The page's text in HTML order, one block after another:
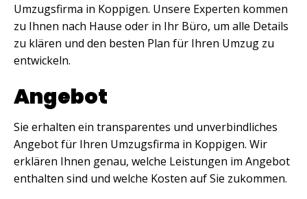
Umzugsfirma in Koppigen. Unsere Experten kommen
zu Ihnen nach Hause oder in Ihr Büro, um alle Details
zu klären und den besten Plan für Ihren Umzug zu
entwickeln.
Angebot
Sie erhalten ein transparentes und unverbindliches
Angebot für Ihren Umzugsfirma in Koppigen. Wir
erklären Ihnen genau, welche Leistungen im Angebot
enthalten sind und welche Kosten auf Sie zukommen.